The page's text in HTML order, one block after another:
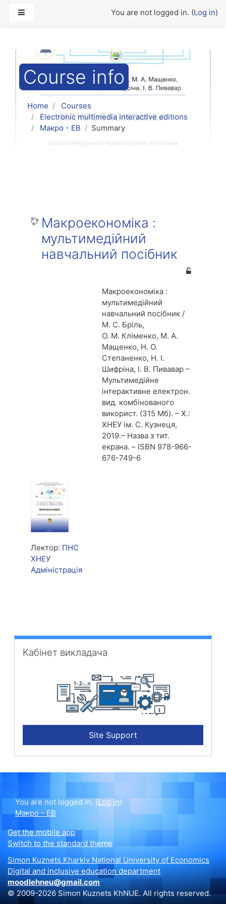
You are not logged in. (Log in)
Course info
Home
Courses
Electronic multimedia interactive editions
Макро - ЕВ
Summary
Макроекономіка :
мультимедійний
навчальний посібник
Макроекономіка :
мультимедійний
навчальний посібник /
М. С. Бріль,
О. М. Кліменко, М. А.
Мащенко, Н. О.
Степаненко, Н. І.
Шифріна, І. В. Пивавар –
Мультимедійне
інтерактивне електрон.
вид. комбінованого
використ. (315 Мб). – Х.:
ХНЕУ ім. С. Кузнеця,
2019.– Назва з тит.
екрана. – ISBN 978-966-
676-749-6
Лектор: ПНС
ХНЕУ
Адміністрація
Skip Кабінет викладача
Кабінет викладача
Site Support
You are not logged in. (Log in)
Макро - ЕВ
Get the mobile app
Switch to the standard theme
Simon Kuznets Kharkiv National University of Economics
Digital and inclusive education department
moodlehneu@gmail.com
© 2009-2026 Simon Kuznets KhNUE. All rights reserved.